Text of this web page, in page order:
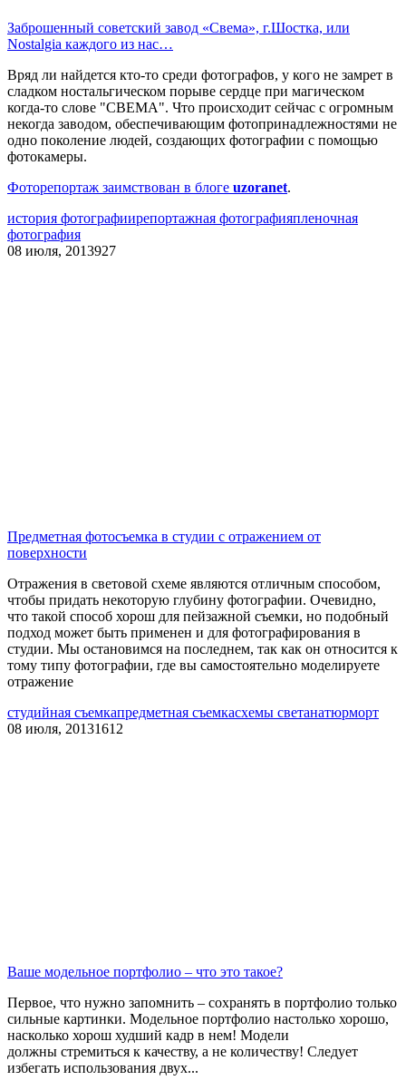
Заброшенный советский завод «Свема», г.Шостка, или
Nostalgia каждого из нас…
Вряд ли найдется кто-то среди фотографов, у кого не замрет в
сладком ностальгическом порыве сердце при магическом
когда-то слове "СВЕМА". Что происходит сейчас с огромным
некогда заводом, обеспечивающим фотопринадлежностями не
одно поколение людей, создающих фотографии с помощью
фотокамеры.
Фоторепортаж заимствован в блоге uzoranet.
история фотографиирепортажная фотографияпленочная
фотография
08 июля, 2013927
Предметная фотосъемка в студии с отражением от
поверхности
Отражения в световой схеме являются отличным способом,
чтобы придать некоторую глубину фотографии. Очевидно,
что такой способ хорош для пейзажной съемки, но подобный
подход может быть применен и для фотографирования в
студии. Мы остановимся на последнем, так как он относится к
тому типу фотографии, где вы самостоятельно моделируете
отражение
студийная съемкапредметная съемкасхемы светанатюрморт
08 июля, 20131612
Ваше модельное портфолио – что это такое?
Первое, что нужно запомнить – сохранять в портфолио только
сильные картинки. Модельное портфолио настолько хорошо,
насколько хорош худший кадр в нем! Модели
должны стремиться к качеству, а не количеству! Следует
избегать использования двух...